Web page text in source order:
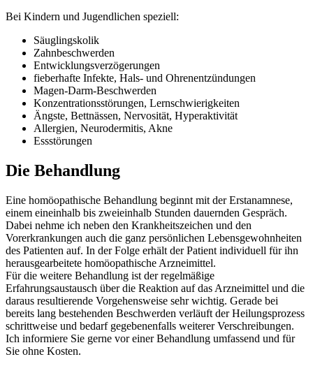
Bei Kindern und Jugendlichen speziell:
Säuglingskolik
Zahnbeschwerden
Entwicklungsverzögerungen
fieberhafte Infekte, Hals- und Ohrenentzündungen
Magen-Darm-Beschwerden
Konzentrationsstörungen, Lernschwierigkeiten
Ängste, Bettnässen, Nervosität, Hyperaktivität
Allergien, Neurodermitis, Akne
Essstörungen
Die Behandlung
Eine homöopathische Behandlung beginnt mit der Erstanamnese,
einem eineinhalb bis zweieinhalb Stunden dauernden Gespräch.
Dabei nehme ich neben den Krankheitszeichen und den
Vorerkrankungen auch die ganz persönlichen Lebensgewohnheiten
des Patienten auf. In der Folge erhält der Patient individuell für ihn
herausgearbeitete homöopathische Arzneimittel.
Für die weitere Behandlung ist der regelmäßige
Erfahrungsaustausch über die Reaktion auf das Arzneimittel und die
daraus resultierende Vorgehensweise sehr wichtig. Gerade bei
bereits lang bestehenden Beschwerden verläuft der Heilungsprozess
schrittweise und bedarf gegebenenfalls weiterer Verschreibungen.
Ich informiere Sie gerne vor einer Behandlung umfassend und für
Sie ohne Kosten.